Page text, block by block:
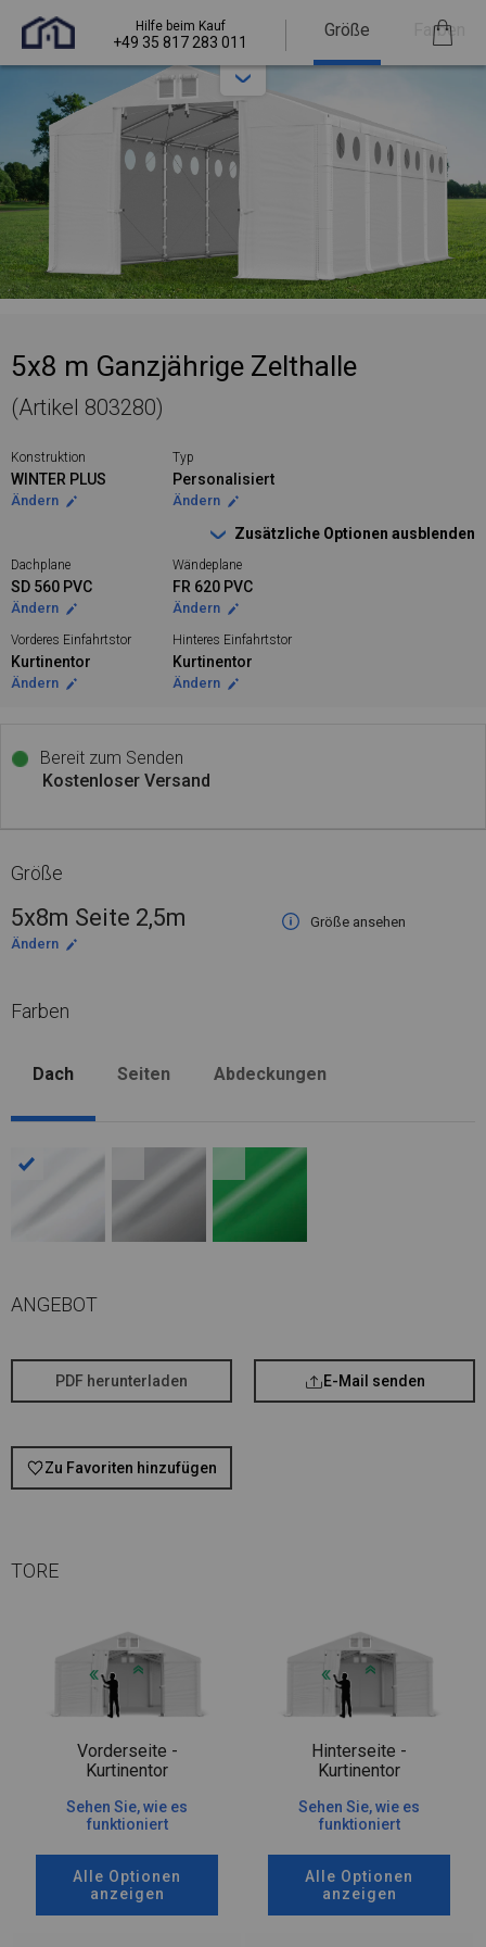
Hilfe beim Kauf
+49 35 817 283 011
Größe Farben
5x8 m Ganzjährige Zelthalle
(Artikel 803280)
Konstruktion
WINTER PLUS
Ändern
Typ
Personalisiert
Ändern
Zusätzliche Optionen ausblenden
Dachplane
SD 560 PVC
Ändern
Wändeplane
FR 620 PVC
Ändern
Vorderes Einfahrtstor
Kurtinentor
Ändern
Hinteres Einfahrtstor
Kurtinentor
Ändern
Bereit zum Senden
Kostenloser Versand
Größe
5x8m Seite 2,5m
Größe ansehen
Ändern
Farben
Dach Seiten Abdeckungen
ANGEBOT
PDF herunterladen E-Mail senden
Zu Favoriten hinzufügen
TORE
Vorderseite -
Kurtinentor
Sehen Sie, wie es
funktioniert
Alle Optionen
anzeigen
Hinterseite -
Kurtinentor
Sehen Sie, wie es
funktioniert
Alle Optionen
anzeigen